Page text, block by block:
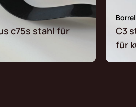
c75s stahl für
C3
für